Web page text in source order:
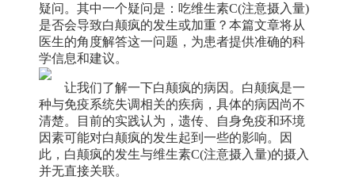
疑问。其中一个疑问是：吃维生素C(注意摄入量)
是否会导致白颠疯的发生或加重？本篇文章将从
医生的角度解答这一问题，为患者提供准确的科
学信息和建议。
让我们了解一下白颠疯的病因。白颠疯是一
种与免疫系统失调相关的疾病，具体的病因尚不
清楚。目前的实践认为，遗传、自身免疫和环境
因素可能对白颠疯的发生起到一些的影响。因
此，白颠疯的发生与维生素C(注意摄入量)的摄入
并无直接关联。